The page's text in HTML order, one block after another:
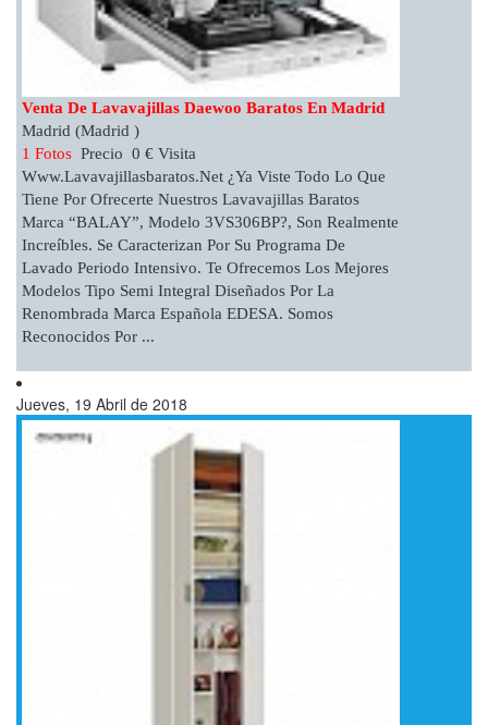
Venta De Lavavajillas Daewoo Baratos En Madrid
Madrid (Madrid )
1 Fotos Precio 0 € Visita
Www.lavavajillasbaratos.net ¿Ya Viste Todo Lo Que
Tiene Por Ofrecerte Nuestros Lavavajillas Baratos
Marca “BALAY”, Modelo 3VS306BP?, Son Realmente
Increíbles. Se Caracterizan Por Su Programa De
Lavado Periodo Intensivo. Te Ofrecemos Los Mejores
Modelos Tipo Semi Integral Diseñados Por La
Renombrada Marca Española EDESA. Somos
Reconocidos Por ...
Jueves, 19 Abril de 2018